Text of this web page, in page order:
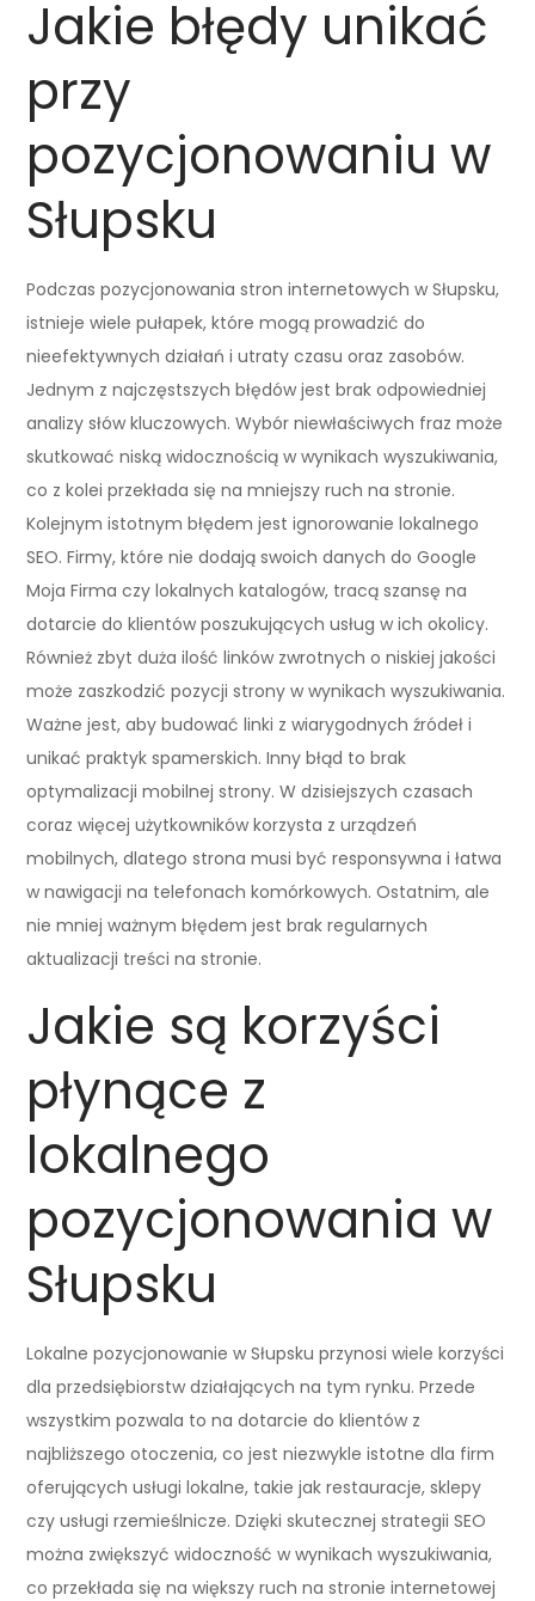
Jakie błędy unikać
przy
pozycjonowaniu w
Słupsku
Podczas pozycjonowania stron internetowych w Słupsku,
istnieje wiele pułapek, które mogą prowadzić do
nieefektywnych działań i utraty czasu oraz zasobów.
Jednym z najczęstszych błędów jest brak odpowiedniej
analizy słów kluczowych. Wybór niewłaściwych fraz może
skutkować niską widocznością w wynikach wyszukiwania,
co z kolei przekłada się na mniejszy ruch na stronie.
Kolejnym istotnym błędem jest ignorowanie lokalnego
SEO. Firmy, które nie dodają swoich danych do Google
Moja Firma czy lokalnych katalogów, tracą szansę na
dotarcie do klientów poszukujących usług w ich okolicy.
Również zbyt duża ilość linków zwrotnych o niskiej jakości
może zaszkodzić pozycji strony w wynikach wyszukiwania.
Ważne jest, aby budować linki z wiarygodnych źródeł i
unikać praktyk spamerskich. Inny błąd to brak
optymalizacji mobilnej strony. W dzisiejszych czasach
coraz więcej użytkowników korzysta z urządzeń
mobilnych, dlatego strona musi być responsywna i łatwa
w nawigacji na telefonach komórkowych. Ostatnim, ale
nie mniej ważnym błędem jest brak regularnych
aktualizacji treści na stronie.
Jakie są korzyści
płynące z
lokalnego
pozycjonowania w
Słupsku
Lokalne pozycjonowanie w Słupsku przynosi wiele korzyści
dla przedsiębiorstw działających na tym rynku. Przede
wszystkim pozwala to na dotarcie do klientów z
najbliższego otoczenia, co jest niezwykle istotne dla firm
oferujących usługi lokalne, takie jak restauracje, sklepy
czy usługi rzemieślnicze. Dzięki skutecznej strategii SEO
można zwiększyć widoczność w wynikach wyszukiwania,
co przekłada się na większy ruch na stronie internetowej